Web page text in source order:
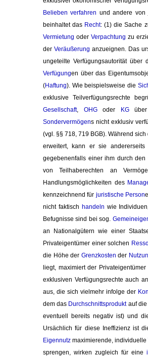
Belieben verfahren und andere von
beinhaltet das Recht: (1) die Sache
Vermietung oder Verpachtung zu
der Veräußerung anzueignen. Das
ungeteilte Verfügungsautorität über
Verfügungen über das
(Haftung). Wie beispielsweise die
exklusive Teilverfügungsrechte
Gesellschaft, OHGoder KGüber
Sondervermögens nicht exklusiv
(vgl. §§ 718, 719 BGB). Während
erweitert, kann er sie andererseits
gegebenenfalls einer ihm durch den
von Teilhaberechten an
Handlungsmöglichkeiten des
kennzeichnend für juristische Person
nicht faktisch handeln wie
Befugnisse sind bei sog.
an Nationalgütern wie einer
Privateigentümer einer solchen
die Höhe der Grenzkosten der
liegt, maximiert der
exklusiven Verfügungsrechte auch
aus, die sich vielmehr infolge der
dem das Durchschnittsproduktauf die
eventuell bereits negativ ist) und
Ursächlich für diese Ineffizienz ist
Eigennutz maximierende, individuelle
sprengen, wirken zugleich für eine